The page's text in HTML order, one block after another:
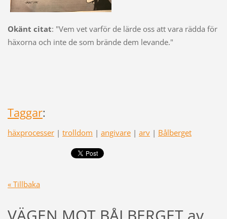
Okänt citat: "Vem vet varför de lärde oss att vara rädda för
häxorna och inte de som brände dem levande."
Taggar:
häxprocesser | trolldom | angivare | arv | Bålberget
« Tillbaka